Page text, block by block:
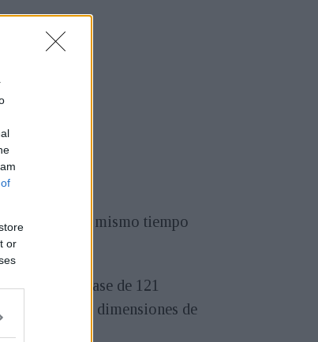
or
de 2022, al mismo tiempo
de fase de 121
y unas dimensiones de